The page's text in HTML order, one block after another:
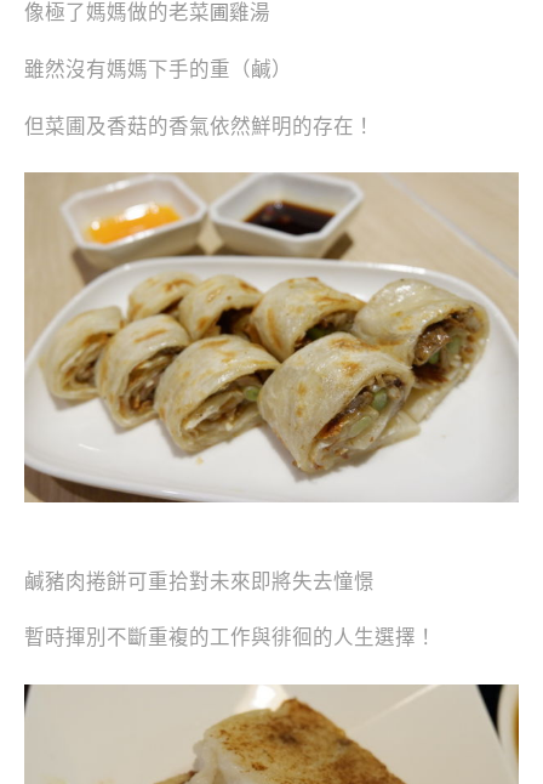
像極了媽媽做的老菜 圃 雞湯
雖然沒有媽媽下手的重（鹹）
但菜圃及香菇的香氣依然鮮明的存在！
鹹豬肉捲餅可重拾對未來即將失去憧憬
暫時揮別不斷重複的工作與徘徊的人生選擇！